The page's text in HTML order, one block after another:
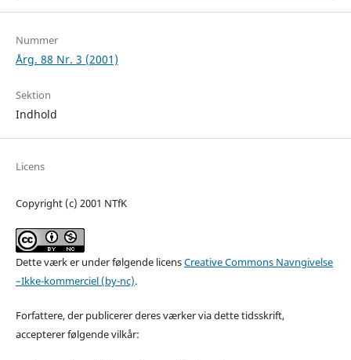
Nummer
Årg. 88 Nr. 3 (2001)
Sektion
Indhold
Licens
Copyright (c) 2001 NTfK
Dette værk er under følgende licensCreative Commons Navngivelse
–Ikke-kommerciel (by-nc).
Forfattere, der publicerer deres værker via dette tidsskrift,
accepterer følgende vilkår: